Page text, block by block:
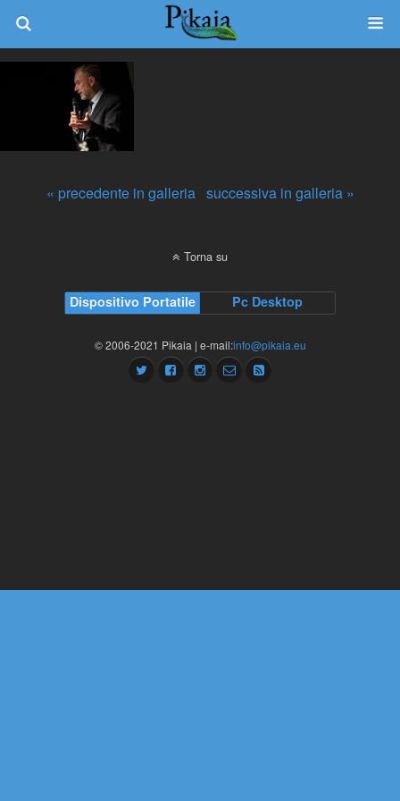
« precedente in galleria successiva in galleria »
Torna su
Dispositivo Portatile Pc Desktop
© 2006-2021 Pikaia | e-mail:info@pikaia.eu